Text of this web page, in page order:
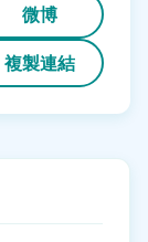
微博
複製連結